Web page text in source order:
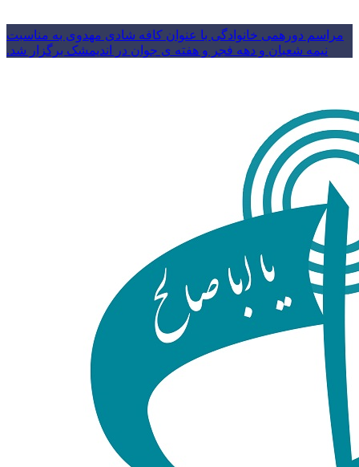
مراسم دورهمی خانوادگی با عنوان کافه شادی مهدوی به مناسبت
نیمه شعبان و دهه فجر و هفته ی جوان در اندیمشک برگزار شد.